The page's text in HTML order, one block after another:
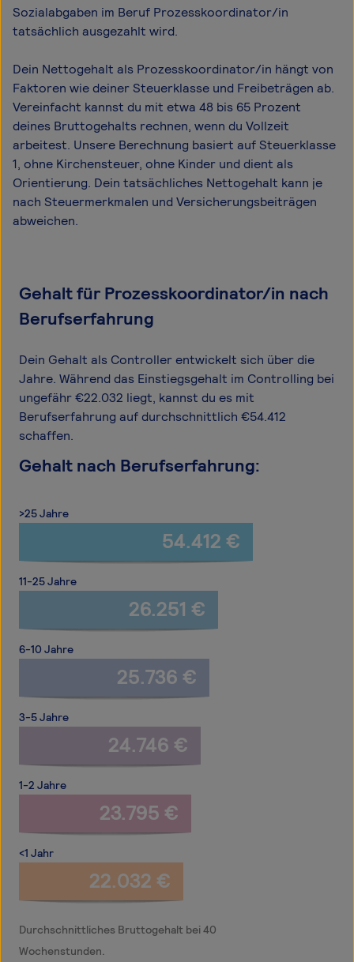
Sozialabgaben im Beruf Prozesskoordinator/in
tatsächlich ausgezahlt wird.
Dein Nettogehalt als Prozesskoordinator/in hängt von
Faktoren wie deiner Steuerklasse und Freibeträgen ab.
Vereinfacht kannst du mit etwa 48 bis 65 Prozent
deines Bruttogehalts rechnen, wenn du Vollzeit
arbeitest. Unsere Berechnung basiert auf Steuerklasse
1, ohne Kirchensteuer, ohne Kinder und dient als
Orientierung. Dein tatsächliches Nettogehalt kann je
nach Steuermerkmalen und Versicherungsbeiträgen
abweichen.
Gehalt für Prozesskoordinator/in nach
Berufserfahrung
Dein Gehalt als Controller entwickelt sich über die
Jahre. Während das Einstiegsgehalt im Controlling bei
ungefähr €22.032 liegt, kannst du es mit
Berufserfahrung auf durchschnittlich €54.412
schaffen.
Gehalt nach Berufserfahrung:
>25 Jahre
54.412 €
11-25 Jahre
26.251 €
6-10 Jahre
25.736 €
3-5 Jahre
24.746 €
1-2 Jahre
23.795 €
<1 Jahr
22.032 €
Durchschnittliches Bruttogehalt bei 40
Wochenstunden.